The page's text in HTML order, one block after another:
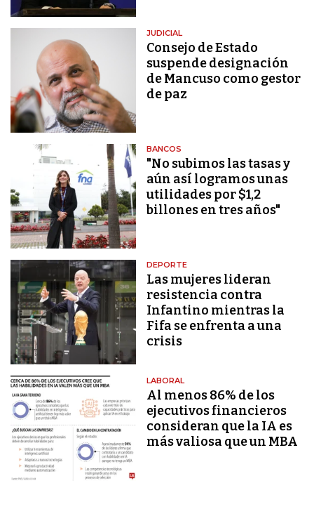
JUDICIAL
Consejo de Estado
suspende designación
de Mancuso como gestor
de paz
BANCOS
"No subimos las tasas y
aún así logramos unas
utilidades por $1,2
billones en tres años"
DEPORTE
Las mujeres lideran
resistencia contra
Infantino mientras la
Fifa se enfrenta a una
crisis
LABORAL
Al menos 86% de los
ejecutivos financieros
consideran que la IA es
más valiosa que un MBA